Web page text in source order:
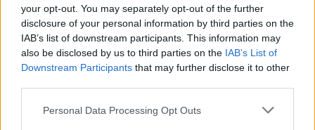
your opt-out. You may separately opt-out of the further
disclosure of your personal information by third parties on the
IAB’s list of downstream participants. This information may
also be disclosed by us to third parties on the IAB’s List of
Downstream Participants that may further disclose it to other
Please note that this website/app uses one or more Google
Personal Data Processing Opt Outs